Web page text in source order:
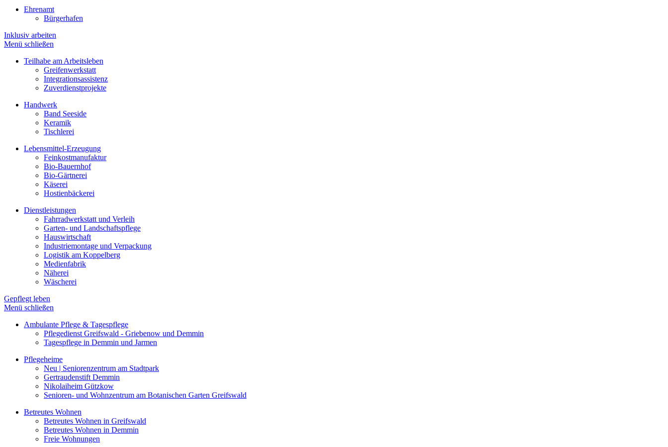
Ehrenamt
Bürgerhafen
Inklusiv arbeiten
Menü schließen
Teilhabe am Arbeitsleben
Greifenwerkstatt
Integrationsassistenz
Zuverdienstprojekte
Handwerk
Band Seeside
Keramik
Tischlerei
Lebensmittel-Erzeugung
Feinkostmanufaktur
Bio-Bauernhof
Bio-Gärtnerei
Käserei
Hostienbäckerei
Dienstleistungen
Fahrradwerkstatt und Verleih
Garten- und Landschaftspflege
Hauswirtschaft
Industriemontage und Verpackung
Logistik am Koppelberg
Medienfabrik
Näherei
Wäscherei
Gepflegt leben
Menü schließen
Ambulante Pflege & Tagespflege
Pflegedienst Greifswald - Griebenow und Demmin
Tagespflege in Demmin und Jarmen
Pflegeheime
Neu | Seniorenzentrum am Stadtpark
Gertraudenstift Demmin
Nikolaiheim Gützkow
Senioren- und Wohnzentrum am Botanischen Garten Greifswald
Betreutes Wohnen
Betreutes Wohnen in Greifswald
Betreutes Wohnen in Demmin
Freie Wohnungen